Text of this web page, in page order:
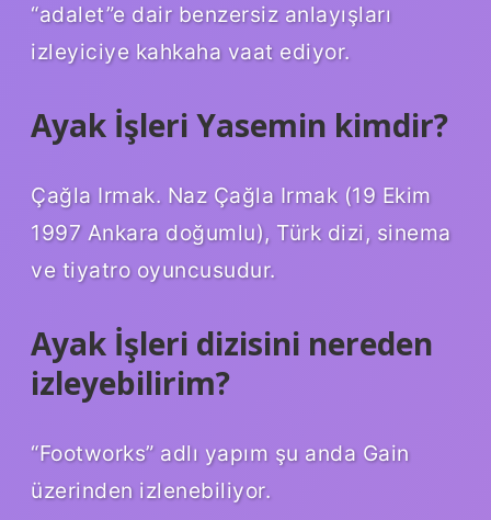
“adalet”e dair benzersiz anlayışları
izleyiciye kahkaha vaat ediyor.
Ayak İşleri Yasemin kimdir?
Çağla Irmak. Naz Çağla Irmak (19 Ekim
1997 Ankara doğumlu), Türk dizi, sinema
ve tiyatro oyuncusudur.
Ayak İşleri dizisini nereden
izleyebilirim?
“Footworks” adlı yapım şu anda Gain
üzerinden izlenebiliyor.